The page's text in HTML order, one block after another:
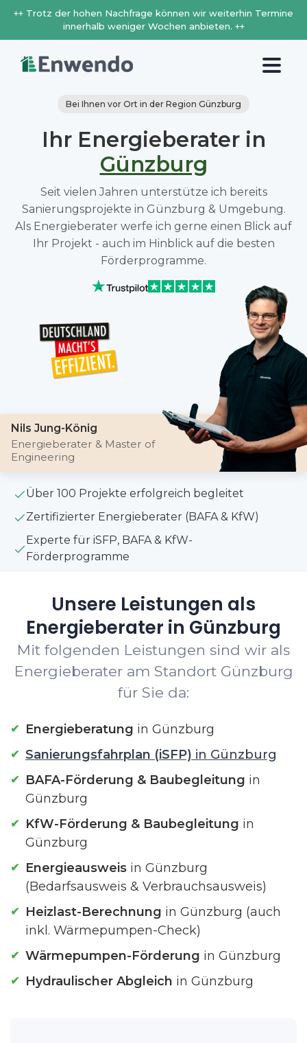
++ Trotz der hohen Nachfrage können wir weiterhin Termine
innerhalb weniger Wochen anbieten. ++
Bei Ihnen vor Ort in der Region Günzburg
Ihr Energieberater in
Günzburg
Seit vielen Jahren unterstütze ich bereits
Sanierungsprojekte in Günzburg & Umgebung.
Als Energieberater werfe ich gerne einen Blick auf
Ihr Projekt - auch im Hinblick auf die besten
Förderprogramme.
Nils Jung-König
Energieberater & Master of
Engineering
Über 100 Projekte erfolgreich begleitet
Zertifizierter Energieberater (BAFA & KfW)
Experte für iSFP, BAFA & KfW-
Förderprogramme
Unsere Leistungen als
Energieberater in Günzburg
Mit folgenden Leistungen sind wir als
Energieberater am Standort Günzburg
für Sie da:
Energieberatung in Günzburg
Sanierungsfahrplan (iSFP) in Günzburg
BAFA-Förderung & Baubegleitung in
Günzburg
KfW-Förderung & Baubegleitung in
Günzburg
Energieausweis in Günzburg
(Bedarfsausweis & Verbrauchsausweis)
Heizlast-Berechnung in Günzburg (auch
inkl. Wärmepumpen-Check)
Wärmepumpen-Förderung in Günzburg
Hydraulischer Abgleich in Günzburg